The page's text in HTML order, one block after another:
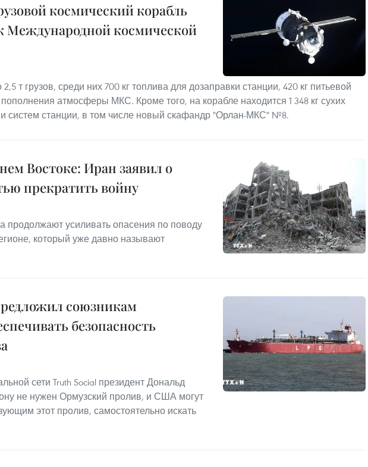
космический корабль
Международной космической
т грузов, среди них 700 кг топлива для дозаправки станции, 420 кг питьевой
атмосферы МКС. Кроме того, на корабле находится 1 348 кг сухих
систем станции, в том числе новый скафандр "Орлан-МКС" №8.
Востоке: Иран заявил о
прекратить войну
продолжают усиливать опасения по поводу
который уже давно называют
союзникам
безопасность
сети Truth Social президент Дональд
не нужен Ормузский пролив, и США могут
этот пролив, самостоятельно искать